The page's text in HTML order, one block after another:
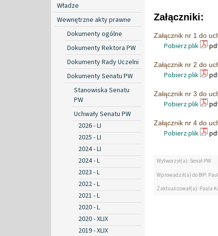
Władze
Wewnętrzne akty prawne
Dokumenty ogólne
Dokumenty Rektora PW
Dokumenty Rady Uczelni
Dokumenty Senatu PW
Stanowiska Senatu
PW
Uchwały Senatu PW
2026 - LI
2025 - LI
2024 - LI
2024 - L
2023 - L
2022 - L
2021 - L
2020 - L
2020 - XLIX
2019 - XLIX
Załączniki:
Załącznik nr 1 do
Pobierz plik
Załącznik nr 2 do
Pobierz plik
Załącznik nr 3 do
Pobierz plik
Załącznik nr 4 do
Pobierz plik
Wytworzył(a): Senat PW
Wprowadził(a) do BIP:
Zaktualizował(a): Paula